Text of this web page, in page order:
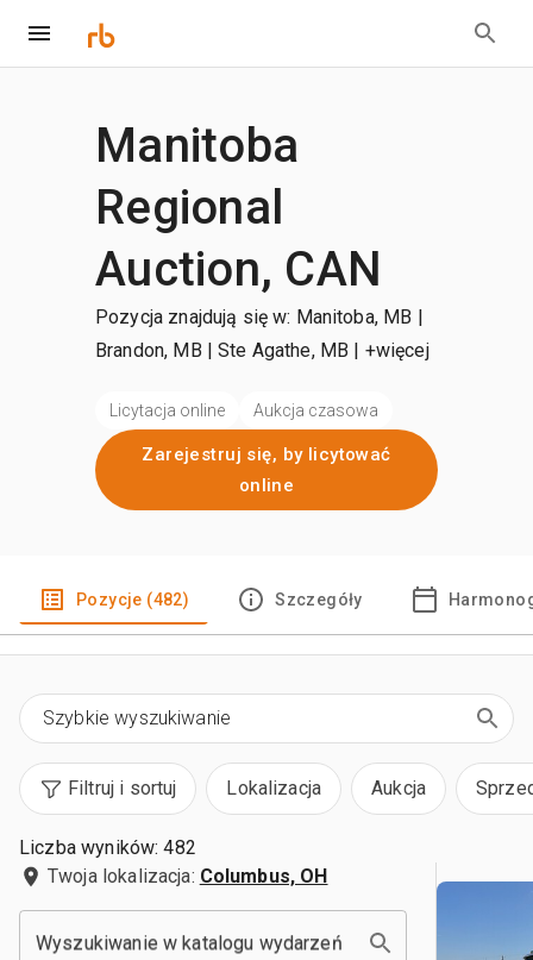
Manitoba
Regional
Auction, CAN
Pozycja znajdują się w: Manitoba, MB |
Brandon, MB | Ste Agathe, MB | +więcej
Licytacja online Aukcja czasowa
Zarejestruj się, by licytować
online
Pozycje (482) Szczegóły
Filtruj i sortuj Lokalizacja Aukcja
Liczba wyników: 482
Twoja lokalizacja: Columbus, OH
Wyszukiwanie w katalogu wydarzeń